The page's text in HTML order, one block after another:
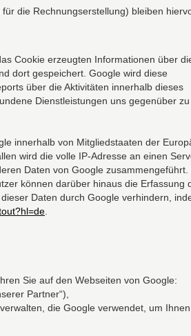
die Rechnungserstellung) bleiben
Cookie erzeugten Informationen über
dort gespeichert. Google wird diese
über die Aktivitäten innerhalb dieses
Dienstleistungen uns gegenüber zu
innerhalb von Mitgliedstaaten der
wird die volle IP-Adresse an einen
Daten von Google zusammengeführt.
können darüber hinaus die Erfassung
Daten durch Google verhindern,
Sie auf den Webseiten von Google:
Partner“),
die Google verwendet, um Ihnen